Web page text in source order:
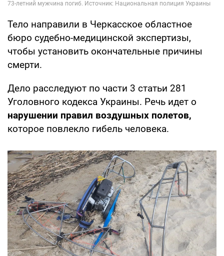
Тело направили в Черкасское областное
бюро судебно-медицинской экспертизы,
чтобы установить окончательные причины
смерти.
Дело расследуют по части 3 статьи 281
Уголовного кодекса Украины. Речь идет о
нарушении правил воздушных полетов,
которое повлекло гибель человека.